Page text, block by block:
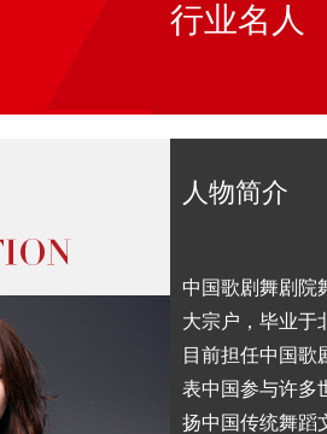
行业名人
人物简介
中国歌剧舞剧院
大宗户，毕业于
目前担任中国歌
表中国参与许多
扬中国传统舞蹈